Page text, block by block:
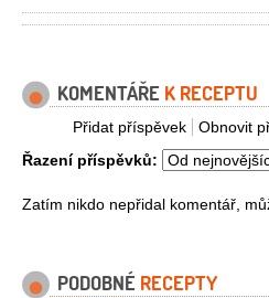
KOMENTÁŘE K RECEPTU
Obnovit
Přidat příspěvek
Řazení příspěvků:
Zatím nikdo nepřidal komentář,
PODOBNÉ RECEPTY